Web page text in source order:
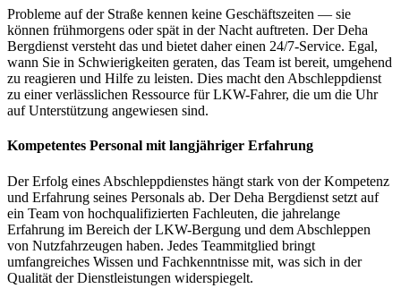
Probleme auf der Straße kennen keine Geschäftszeiten — sie
können frühmorgens oder spät in der Nacht auftreten. Der Deha
Bergdienst versteht das und bietet daher einen 24/7-Service. Egal,
wann Sie in Schwierigkeiten geraten, das Team ist bereit, umgehend
zu reagieren und Hilfe zu leisten. Dies macht den Abschleppdienst
zu einer verlässlichen Ressource für LKW-Fahrer, die um die Uhr
auf Unterstützung angewiesen sind.
Kompetentes Personal mit langjähriger Erfahrung
Der Erfolg eines Abschleppdienstes hängt stark von der Kompetenz
und Erfahrung seines Personals ab. Der Deha Bergdienst setzt auf
ein Team von hochqualifizierten Fachleuten, die jahrelange
Erfahrung im Bereich der LKW-Bergung und dem Abschleppen
von Nutzfahrzeugen haben. Jedes Teammitglied bringt
umfangreiches Wissen und Fachkenntnisse mit, was sich in der
Qualität der Dienstleistungen widerspiegelt.